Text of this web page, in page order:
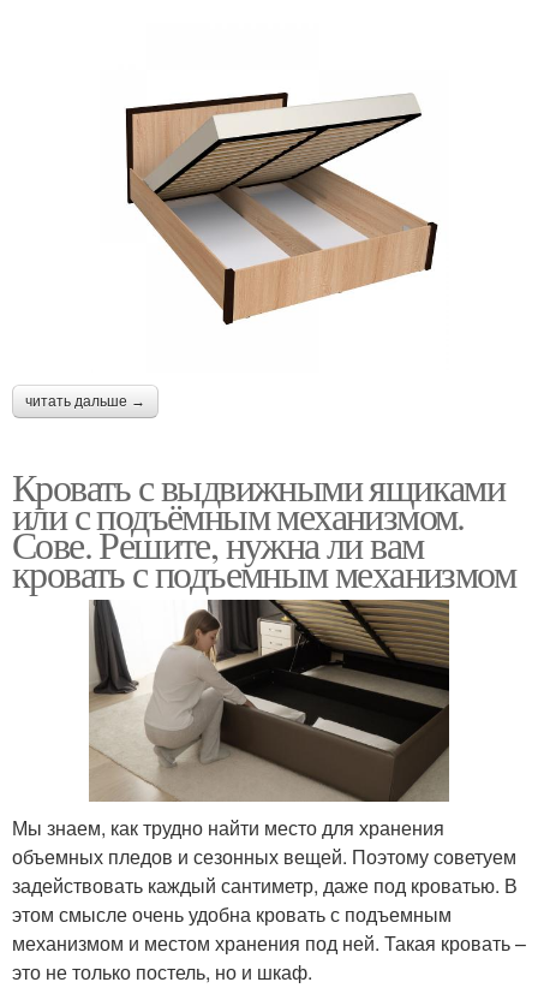
читать дальше →
Кровать с выдвижными ящиками
или с подъёмным механизмом.
Сове. Решите, нужна ли вам
кровать с подъемным механизмом
Мы знаем, как трудно найти место для хранения
объемных пледов и сезонных вещей. Поэтому советуем
задействовать каждый сантиметр, даже под кроватью. В
этом смысле очень удобна кровать с подъемным
механизмом и местом хранения под ней. Такая кровать –
это не только постель, но и шкаф.